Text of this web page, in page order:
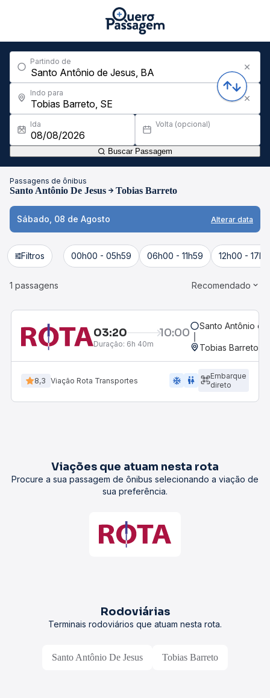
Partindo de
Indo para
Ida Volta (opcional)
Buscar Passagem
Passagens de ônibus
Santo Antônio De Jesus Tobias Barreto
Sábado, 08 de Agosto Alterar data
Filtros 00h00 - 05h59 06h00 - 11h59 12h00 -
1 passagens Recomendado
03:20 10:00
Duração: 6h 40m
Santo Antônio de
Tobias Barreto,
8,3 Viação Rota Transportes ac_unit wc
Embarque
direto
Viações que atuam nesta rota
Procure a sua passagem de ônibus selecionando a viação de
sua preferência.
Rodoviárias
Terminais rodoviários que atuam nesta rota.
Santo Antônio De Jesus Tobias Barreto